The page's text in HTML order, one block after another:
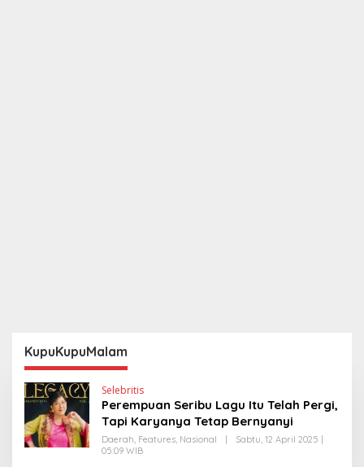
KupuKupuMalam
Selebritis
Perempuan Seribu Lagu Itu Telah Pergi,
Tapi Karyanya Tetap Bernyanyi
Daerah, Features, Nasional
Sabtu, 12 April 2025 |
05:09 WIB